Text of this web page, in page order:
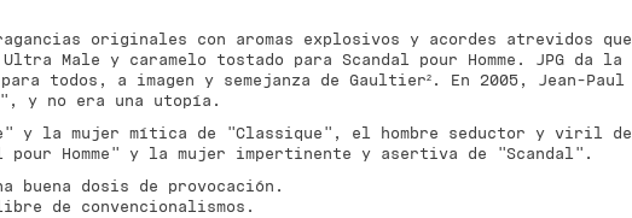
originales con aromas explosivos y acordes atrevidos que
Male y caramelo tostado para Scandal pour Homme. JPG da la
todos, a imagen y semejanza de Gaultier². En 2005, Jean-Paul
y no era una utopía.
y la mujer mítica de "Classique", el hombre seductor y viril de
Homme" y la mujer impertinente y asertiva de "Scandal".
buena dosis de provocación.
de convencionalismos.